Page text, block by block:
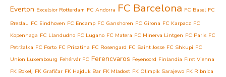
Everton Excelsior Rotterdam FC Andorra FC Barcelona FC Basel FC
Breslau FC Eindhoven FC Encamp FC Ganshoren FC Girona FC Karpacz FC
Kopenhaga FC Llandudno FC Lugano FC Matera FC Minerva Lintgen FC Paris FC
Petržalka FC Porto FC Prisztina FC Rosengard FC Saint Josse FC Shkupi FC
Union Luxembourg Fehérvár FC Ferencvaros Feyenoord Finlandia First Vienna
FK Bokelj FK Grafičar FK Hajduk Bar FK Mladost FK Olimpik Sarajewo FK Ribnica